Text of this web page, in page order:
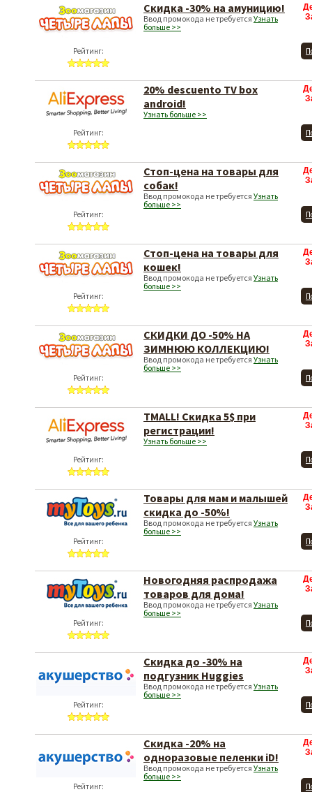
Рейтинг:
Скидка -30% на амуницию!
Ввод промокода не требуется Узнать
больше >>
Рейтинг:
20% descuento TV box
android!
Узнать больше >>
Рейтинг:
Стоп-цена на товары для
собак!
Ввод промокода не требуется Узнать
больше >>
Рейтинг:
Стоп-цена на товары для
кошек!
Ввод промокода не требуется Узнать
больше >>
Рейтинг:
СКИДКИ ДО -50% НА
ЗИМНЮЮ КОЛЛЕКЦИЮ!
Ввод промокода не требуется Узнать
больше >>
Рейтинг:
TMALL! Скидка 5$ при
регистрации!
Узнать больше >>
Рейтинг:
Товары для мам и малышей
скидка до -50%!
Ввод промокода не требуется Узнать
больше >>
Рейтинг:
Новогодняя распродажа
товаров для дома!
Ввод промокода не требуется Узнать
больше >>
Рейтинг:
Скидка до -30% на
подгузник Huggies
Ввод промокода не требуется Узнать
больше >>
Рейтинг:
Скидка -20% на
одноразовые пеленки iD!
Ввод промокода не требуется Узнать
больше >>